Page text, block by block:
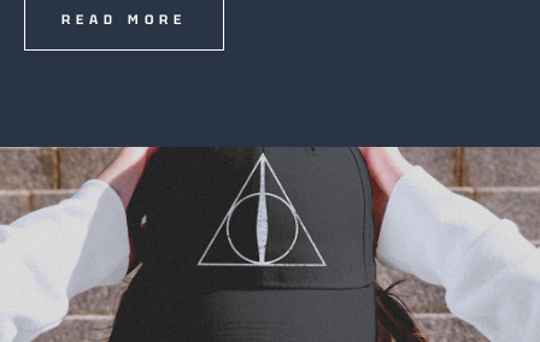
READ MORE